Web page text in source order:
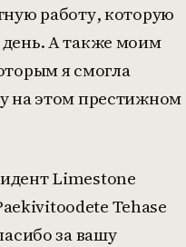
работу, которую
А также моим
я смогла
на этом престижном
Limestone
Tehase
за вашу